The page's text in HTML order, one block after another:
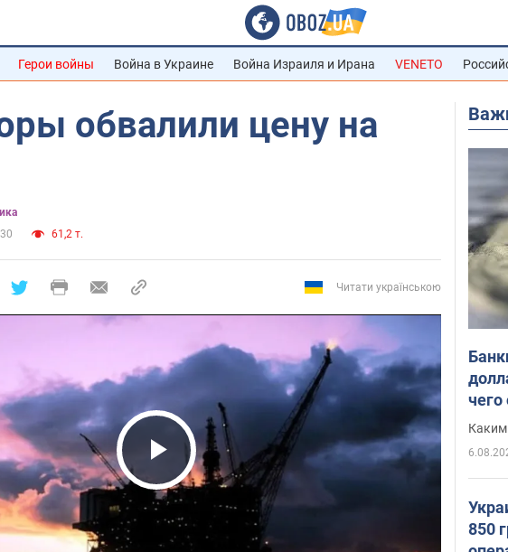
Герои войны Война в Украине Война Израиля и Ирана VENETO
обвалили цену на
61,2 т.
Читати українською
Play Video
Каким
850